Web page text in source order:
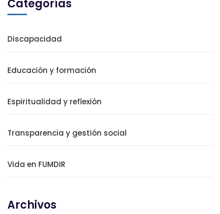
Categorías
Discapacidad
Educación y formación
Espiritualidad y reflexión
Transparencia y gestión social
Vida en FUMDIR
Archivos